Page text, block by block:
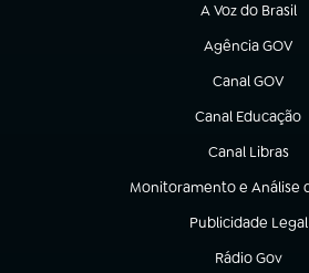
A Voz do Brasil
(abre em nova
Agência GOV
(abre em nova
Canal GOV
(abre em nova
Canal Educação
(abre em nova
Canal Libras
(abre em nova
Monitoramento e Análise
(abre em nova aba)
Publicidade Legal
(abre em nova aba)
Rádio Gov
(abre em nova